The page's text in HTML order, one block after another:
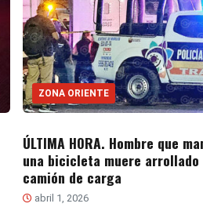
ZONA ORIENTE
ÚLTIMA HORA. Hombre que
una bicicleta muere arrollado
camión de carga
abril 1, 2026